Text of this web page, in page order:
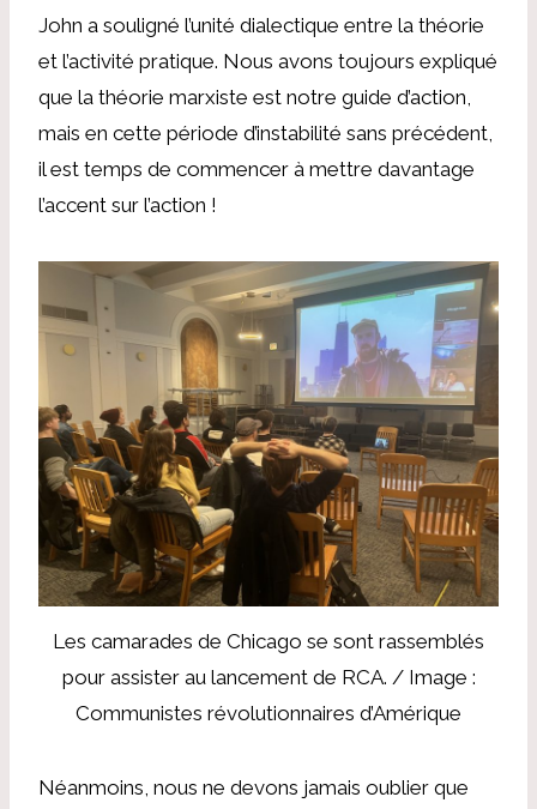
John a souligné l’unité dialectique entre la théorie
et l’activité pratique. Nous avons toujours expliqué
que la théorie marxiste est notre guide d’action,
mais en cette période d’instabilité sans précédent,
il est temps de commencer à mettre davantage
l’accent sur l’action !
Les camarades de Chicago se sont rassemblés
pour assister au lancement de RCA. / Image :
Communistes révolutionnaires d’Amérique
Néanmoins, nous ne devons jamais oublier que